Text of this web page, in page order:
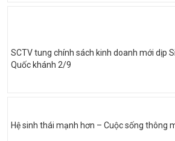
SCTV tung chính sách kinh doanh mới dịp
Quốc khánh 2/9
Hệ sinh thái mạnh hơn – Cuộc sống thông